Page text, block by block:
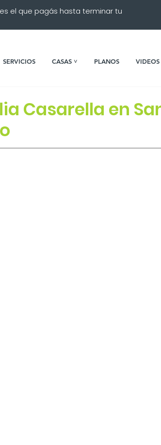
el que pagás hasta terminar tu
SERVICIOS CASAS ˅ PLANOS VIDEOS
Casarella en